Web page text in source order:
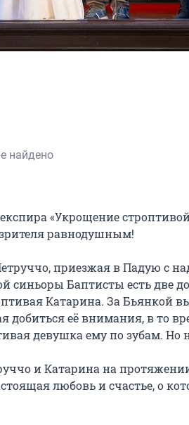
найдено
«Укрощение
равнодушным!
приезжая в Падую с
синьоры Баптисты есть
Катарина. За Бьянкой
её внимания, в то
девушка ему по зубам. Но
и Катарина на
любовь и счастье, о